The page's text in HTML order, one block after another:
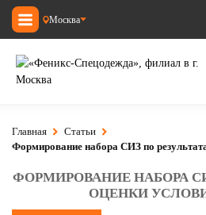
Москва
Главная
Статьи
Формирование набора СИЗ по
ФОРМИРОВАНИЕ НАБОРА
ОЦЕНКИ